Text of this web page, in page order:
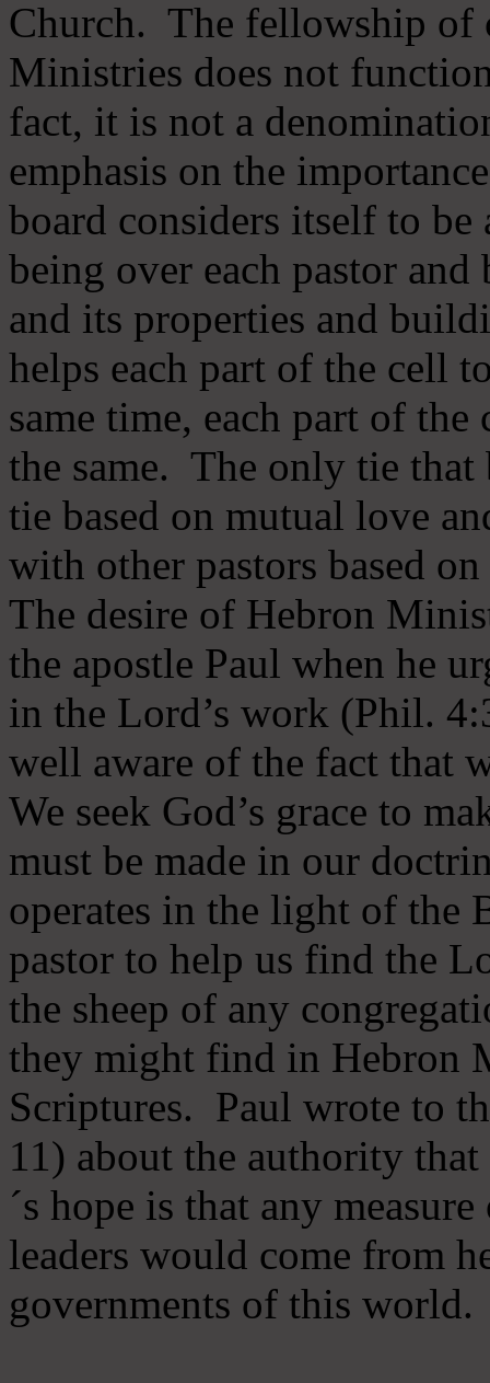
Church. The fellowship of
Ministries does not
fact, it is not a
emphasis on the
board considers itself to be
being over each pastor
and its properties and
helps each part of the cell
same time, each part of
the same. The only tie that
tie based on mutual love
with other pastors based
The desire of Hebron
the apostle Paul when he
in the Lord’s work (Phil.
well aware of the fact that
We seek God’s grace to
must be made in our
operates in the light of the
pastor to help us find the
the sheep of any
they might find in Hebron
Scriptures. Paul wrote to
11) about the authority
´s hope is that any
leaders would come from
governments of this world.